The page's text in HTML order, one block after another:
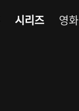
시리즈 영화